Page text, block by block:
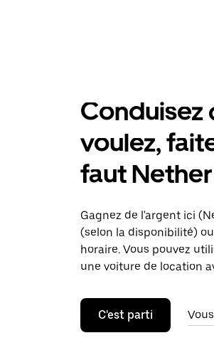
Conduisez
voulez,
faut
Gagnez de l'argent ici
(selon la disponibilité)
horaire. Vous pouvez
une voiture de location
C'est parti